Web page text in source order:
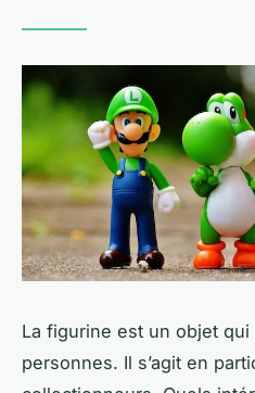
La figurine est un objet
personnes. Il s’agit en